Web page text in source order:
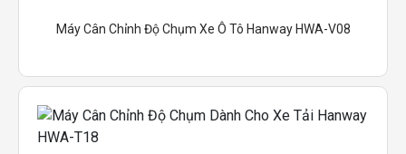
Máy Cân Chỉnh Độ Chụm Xe Ô Tô Hanway HWA-V08